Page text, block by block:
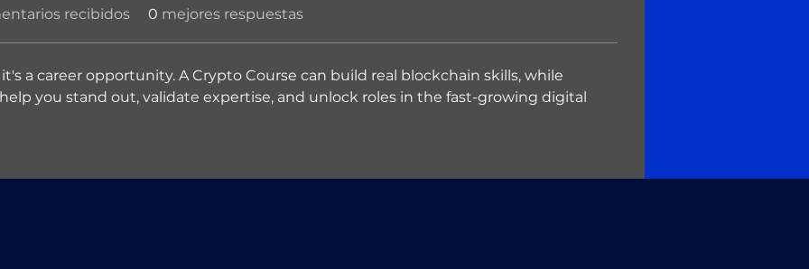
recibidos 0 mejores respuestas
a career opportunity. A Crypto Course can build real blockchain skills, while
help you stand out, validate expertise, and unlock roles in the fast-growing digital